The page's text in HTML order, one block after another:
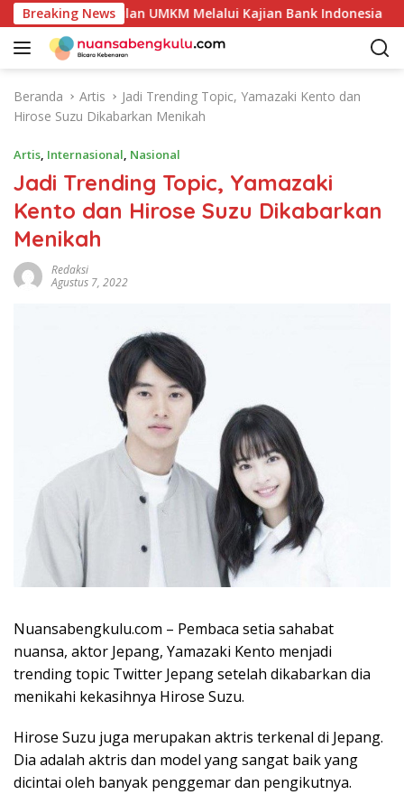
a
Breaking News
Produk Unggulan UMKM Melalui Kajian Bank Indonesia
Beranda Artis
Jadi Trending Topic, Yamazaki Kento dan
Hirose Suzu Dikabarkan Menikah
Artis, Internasional, Nasional
Jadi Trending Topic, Yamazaki
Kento dan Hirose Suzu Dikabarkan
Menikah
Redaksi
Agustus 7, 2022
Nuansabengkulu.com – Pembaca setia sahabat
nuansa, aktor Jepang, Yamazaki Kento menjadi
trending topic Twitter Jepang setelah dikabarkan dia
menikahi kekasihnya Hirose Suzu.
Hirose Suzu juga merupakan aktris terkenal di Jepang.
Dia adalah aktris dan model yang sangat baik yang
dicintai oleh banyak penggemar dan pengikutnya.